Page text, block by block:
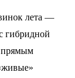
лета —
гибридной
прямым